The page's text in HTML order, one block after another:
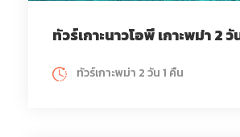
ทัวร์เกาะนาวโอพี เกาะพม่า 2
ทัวร์เกาะพม่า 2 วัน 1 คืน